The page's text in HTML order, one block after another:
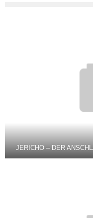
JERICHO – DER